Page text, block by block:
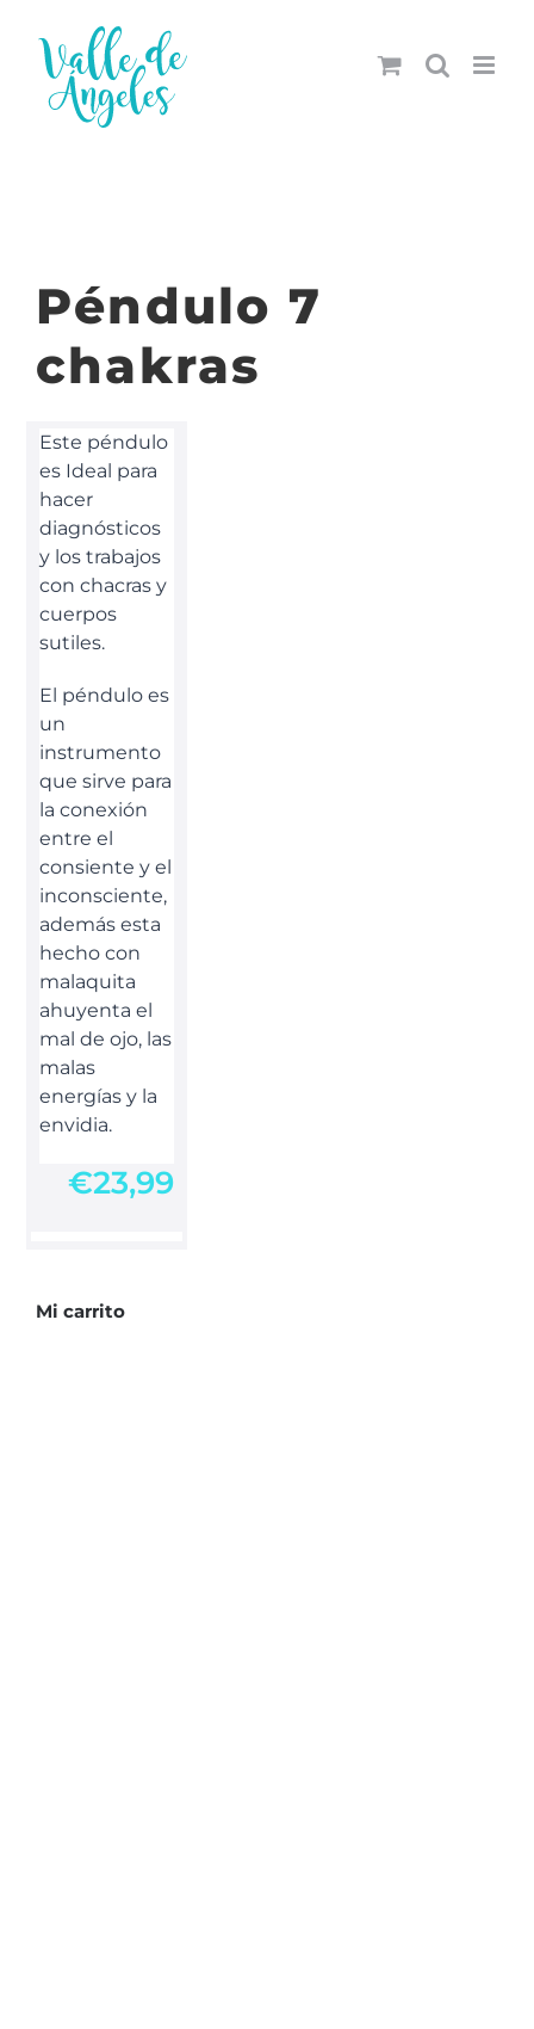
contenido
Péndulo 7
chakras
Este péndulo
es Ideal para
hacer
diagnósticos
y los trabajos
con chacras y
cuerpos
sutiles.
El péndulo es
un
instrumento
que sirve para
la conexión
entre el
consiente y el
inconsciente,
además esta
hecho con
malaquita
ahuyenta el
mal de ojo, las
malas
energías y la
envidia.
€23,99
Mi carrito